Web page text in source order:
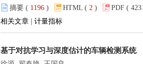
摘要 ( 1196 ) HTML ( 2 ) PDF (
相关文章
计量指标
基于对抗学习与深度估计的车辆检测系统